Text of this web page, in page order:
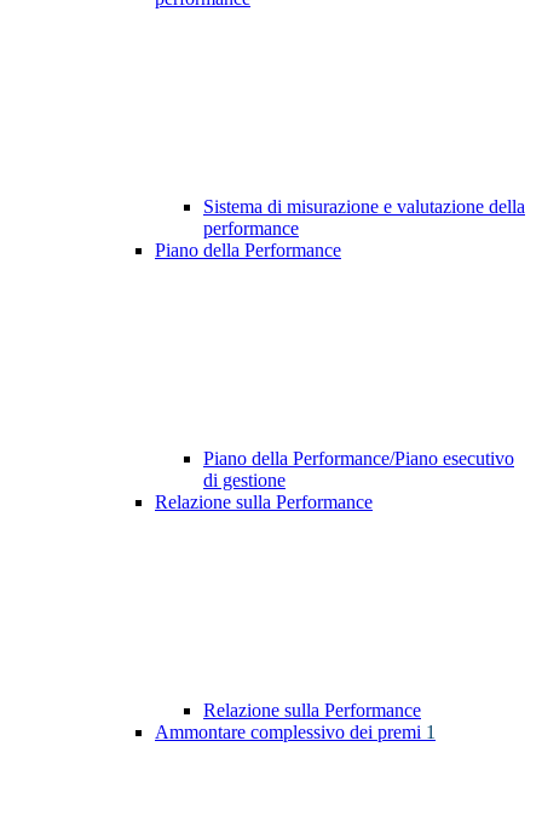
Sistema di misurazione e valutazione della
performance
Piano della Performance
Piano della Performance/Piano esecutivo
di gestione
Relazione sulla Performance
Relazione sulla Performance
Ammontare complessivo dei premi 1